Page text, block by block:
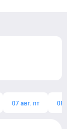
07 авг. пт 08